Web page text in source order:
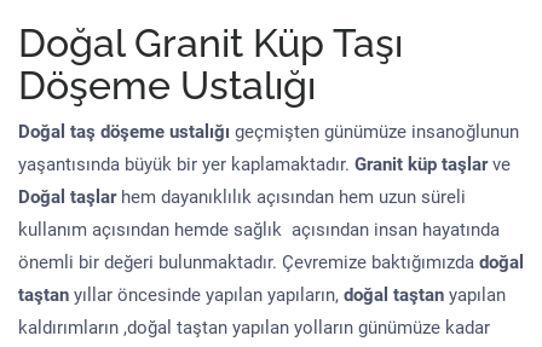
Doğal Granit Küp Taşı
Döşeme Ustalığı
Doğal taş döşeme ustalığı geçmişten günümüze insanoğlunun
yaşantısında büyük bir yer kaplamaktadır. Granit küp taşlarve
Doğal taşlar hem dayanıklılık açısından hem uzun süreli
kullanım açısından hemde sağlık açısından insan hayatında
önemli bir değeri bulunmaktadır. Çevremize baktığımızda doğal
taştan yıllar öncesinde yapılan yapıların, doğal taştan yapılan
kaldırımların ,doğal taştan yapılan yolların günümüze kadar